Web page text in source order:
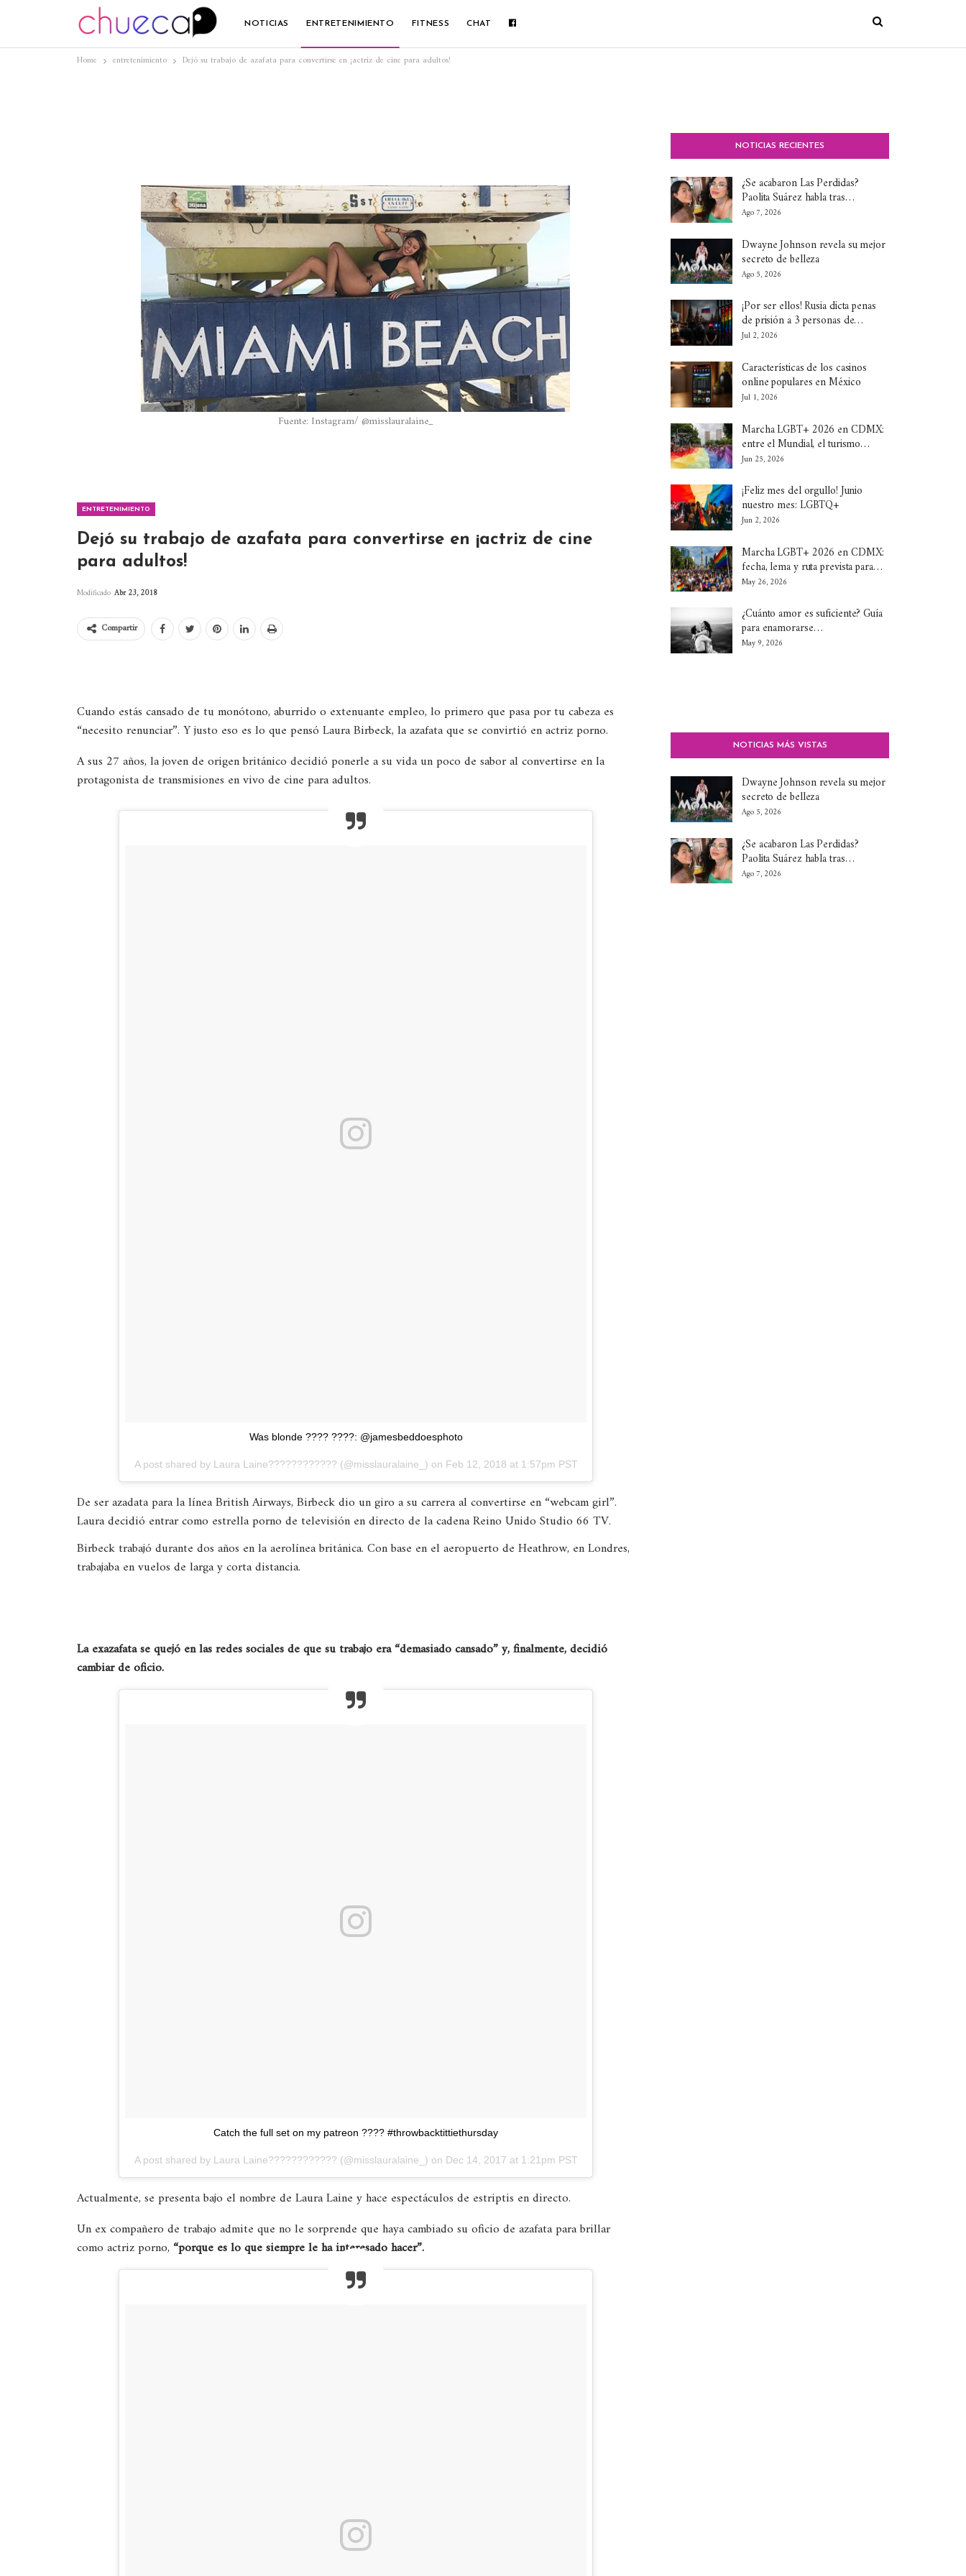
NOTICIAS ENTRETENIMIENTO FITNESS CHAT
Home entretenimiento Dejó su trabajo de azafata para convertirse en ¡actriz de cine para adultos!
Fuente: Instagram/ @misslauralaine_
ENTRETENIMIENTO
Dejó su trabajo de azafata para convertirse en ¡actriz de cine
para adultos!
Modificado Abr 23, 2018
Compartir
Cuando estás cansado de tu monótono, aburrido o extenuante empleo, lo primero que pasa por tu cabeza es
“necesito renunciar”. Y justo eso es lo que pensó Laura Birbeck, la azafata que se convirtió en actriz porno.
A sus 27 años, la joven de origen británico decidió ponerle a su vida un poco de sabor al convertirse en la
protagonista de transmisiones en vivo de cine para adultos.
Was blonde ???? ????: @jamesbeddoesphoto
A post shared by Laura Laine???????????? (@misslauralaine_) on Feb 12, 2018 at 1:57pm PST
De ser azadata para la línea British Airways, Birbeck dio un giro a su carrera al convertirse en “webcam girl”.
Laura decidió entrar como estrella porno de televisión en directo de la cadena Reino Unido Studio 66 TV.
Birbeck trabajó durante dos años en la aerolínea británica. Con base en el aeropuerto de Heathrow, en Londres,
trabajaba en vuelos de larga y corta distancia.
La exazafata se quejó en las redes sociales de que su trabajo era “demasiado cansado” y, finalmente, decidió
cambiar de oficio.
Catch the full set on my patreon ???? #throwbacktittiethursday
A post shared by Laura Laine???????????? (@misslauralaine_) on Dec 14, 2017 at 1:21pm PST
Actualmente, se presenta bajo el nombre de Laura Laine y hace espectáculos de estriptis en directo.
Un ex compañero de trabajo admite que no le sorprende que haya cambiado su oficio de azafata para brillar
como actriz porno, “porque es lo que siempre le ha interesado hacer”.
NOTICIAS RECIENTES
¿Se acabaron Las Perdidas?
Paolita Suárez habla tras…
Ago 7, 2026
Dwayne Johnson revela su mejor
secreto de belleza
Ago 5, 2026
¡Por ser ellos! Rusia dicta penas
de prisión a 3 personas de…
Jul 2, 2026
Características de los casinos
online populares en México
Jul 1, 2026
Marcha LGBT+ 2026 en CDMX:
entre el Mundial, el turismo…
Jun 25, 2026
¡Feliz mes del orgullo! Junio
nuestro mes: LGBTQ+
Jun 2, 2026
Marcha LGBT+ 2026 en CDMX:
fecha, lema y ruta prevista para…
May 26, 2026
¿Cuánto amor es suficiente? Guía
para enamorarse…
May 9, 2026
NOTICIAS MÁS VISTAS
Dwayne Johnson revela su mejor
secreto de belleza
Ago 5, 2026
¿Se acabaron Las Perdidas?
Paolita Suárez habla tras…
Ago 7, 2026